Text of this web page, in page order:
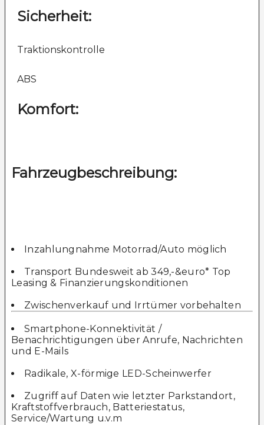
Sicherheit:
Traktionskontrolle
ABS
Komfort:
Fahrzeugbeschreibung:
Inzahlungnahme Motorrad/Auto möglich
Transport Bundesweit ab 349,-&euro* Top
Leasing & Finanzierungskonditionen
Zwischenverkauf und Irrtümer vorbehalten
Smartphone-Konnektivität /
Benachrichtigungen über Anrufe, Nachrichten
und E-Mails
Radikale, X-förmige LED-Scheinwerfer
Zugriff auf Daten wie letzter Parkstandort,
Kraftstoffverbrauch, Batteriestatus,
Service/Wartung u.v.m